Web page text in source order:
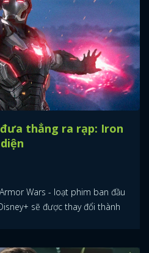
thẳng ra rạp: Iron
Wars - loạt phim ban đầu
sẽ được thay đổi thành